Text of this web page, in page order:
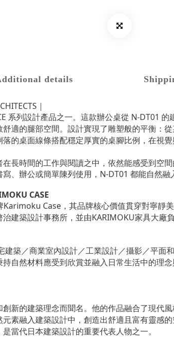
details
｜
系列設計產品之一。這款辦公桌從 N-DT01
適的腿部空間。設計實現了雕塑般的平衡：
的桌面線條搭配穩定厚實的桌腳比例，在視覺
長時間的工作與閱讀之中，依然能感受到空
、辦公或簡單陳列使用，N-DT01 都能自然
CASE
Case，其品牌核心價值貫穿對寧靜
建築設計事務所，並由KARIMOKU家具大廠
築／商業室內設計／工業設計／攝影／平
自然材料應受到欣賞並融入日常生活中的理
新的建築理念而聞名。他的作品融合了現代
素融入建築設計中，創造出舒適且富有靈感
當代日本建築設計的重要代表人物之一。